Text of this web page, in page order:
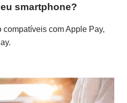
smartphone?
compatíveis com Apple Pay,